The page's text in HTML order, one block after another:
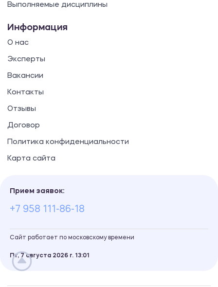
Выполняемые дисциплины
Информация
О нас
Эксперты
Вакансии
Контакты
Отзывы
Договор
Политика конфиденциальности
Карта сайта
Прием заявок:
+7 958 111-86-18
Сайт работает по московскому времени
Пт, 7 августа 2026 г. 13:01